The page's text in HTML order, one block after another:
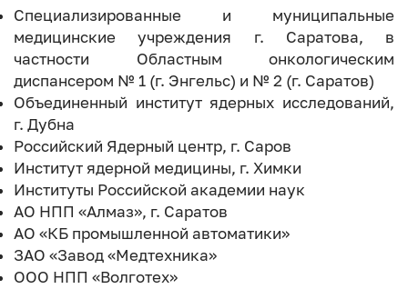
Специализированные и муниципальные
медицинские учреждения г. Саратова, в
частности Областным онкологическим
диспансером № 1 (г. Энгельс) и № 2 (г. Саратов)
Объединенный институт ядерных исследований,
г. Дубна
Российский Ядерный центр, г. Саров
Институт ядерной медицины, г. Химки
Институты Российской академии наук
АО НПП «Алмаз», г. Саратов
АО «КБ промышленной автоматики»
ЗАО «Завод «Медтехника»
ООО НПП «Волготех»